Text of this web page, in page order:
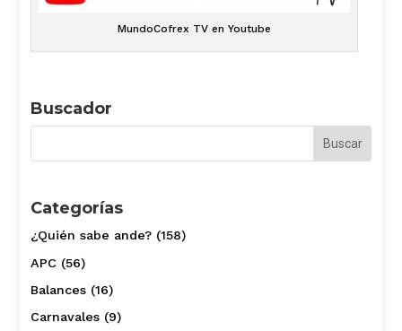
MundoCofrex TV en Youtube
Buscador
Categorías
¿Quién sabe ande?(158)
APC(56)
Balances(16)
Carnavales(9)